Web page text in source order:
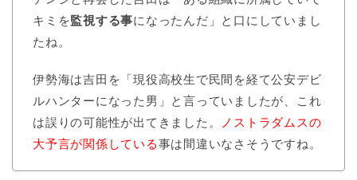
キミを監視する事になったんだ」と口にしていまし
たね。
伊勢海は吉田を「現役高校生で民間を経て公安デビ
ルハンターになった男」と言っていましたが、これ
は誤りの可能性が出てきました。
ノストラダムスの
大予言が関係している事は間違いなさそうですね。